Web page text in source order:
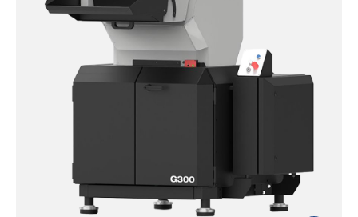
Granulado de alta calidad
Compacto y flexible
Círculo de Corte Constante (CCC)
Saber más